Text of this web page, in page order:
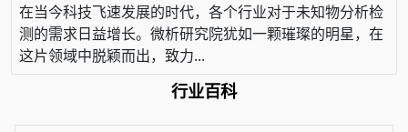
在当今科技飞速发展的时代，各个行业对于未知物分析检
测的需求日益增长。微析研究院犹如一颗璀璨的明星，在
这片领域中脱颖而出，致力...
行业百科